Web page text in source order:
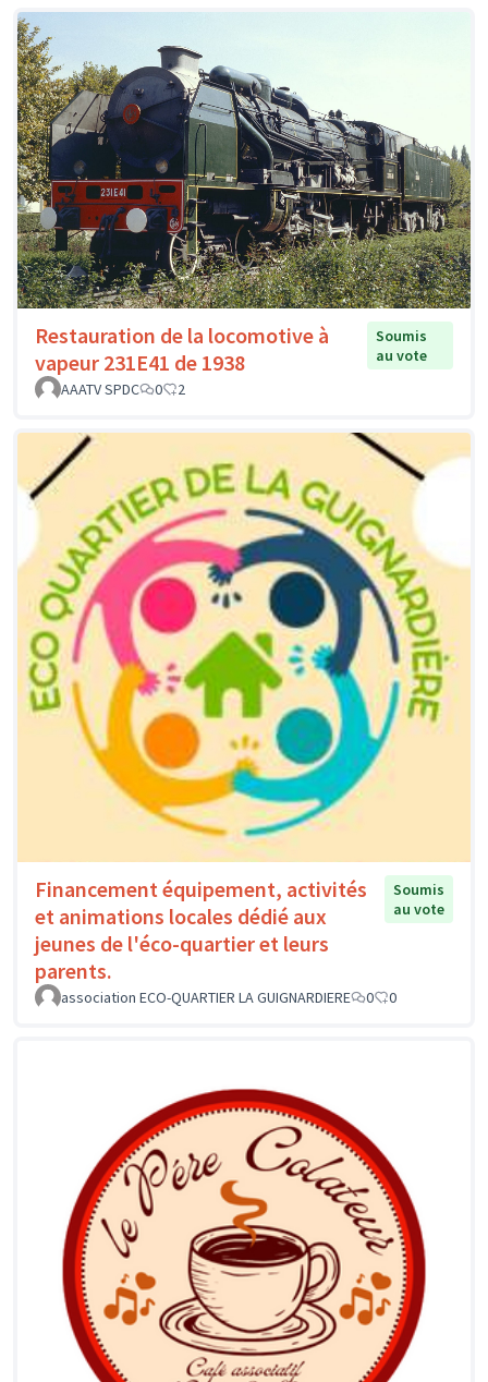
Restauration de la locomotive à
vapeur 231E41 de 1938
Soumis
au vote
AAATV SPDC
0 2
Financement équipement, activités
et animations locales dédié aux
jeunes de l'éco-quartier et leurs
parents.
Soumis
au vote
association ECO-QUARTIER LA GUIGNARDIERE 0 0